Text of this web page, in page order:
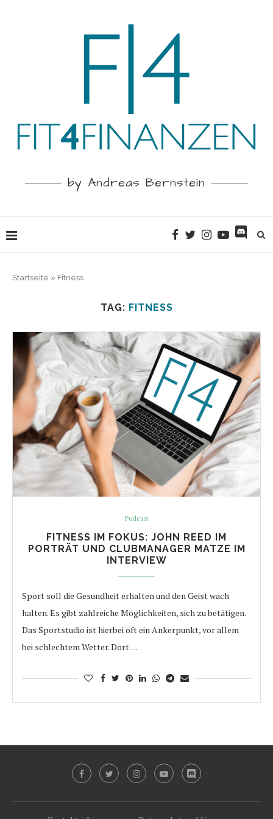
by Andreas Bernstein
Startseite » Fitness
TAG: FITNESS
Podcast
FITNESS IM FOKUS: JOHN REED IM
PORTRÄT UND CLUBMANAGER MATZE IM
INTERVIEW
Sport soll die Gesundheit erhalten und den Geist wach
halten. Es gibt zahlreiche Möglichkeiten, sich zu betätigen.
Das Sportstudio ist hierbei oft ein Ankerpunkt, vor allem
bei schlechtem Wetter. Dort…